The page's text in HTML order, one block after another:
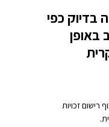
בדיוק כפי
באופן
זכויות